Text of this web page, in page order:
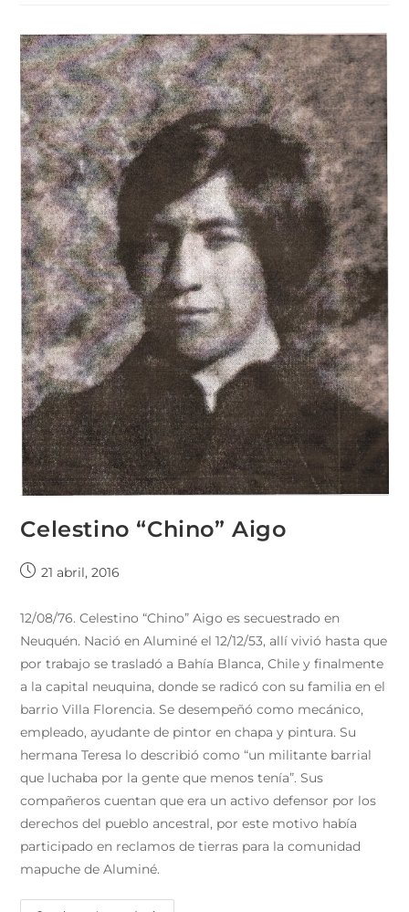
Celestino “Chino” Aigo
21 abril, 2016
12/08/76. Celestino “Chino” Aigo es secuestrado en
Neuquén. Nació en Aluminé el 12/12/53, allí vivió hasta que
por trabajo se trasladó a Bahía Blanca, Chile y finalmente
a la capital neuquina, donde se radicó con su familia en el
barrio Villa Florencia. Se desempeñó como mecánico,
empleado, ayudante de pintor en chapa y pintura. Su
hermana Teresa lo describió como “un militante barrial
que luchaba por la gente que menos tenía”. Sus
compañeros cuentan que era un activo defensor por los
derechos del pueblo ancestral, por este motivo había
participado en reclamos de tierras para la comunidad
mapuche de Aluminé.